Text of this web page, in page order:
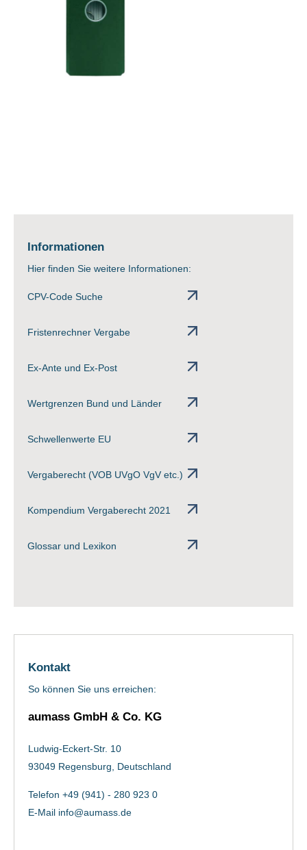
Informationen
Hier finden Sie weitere Informationen:
CPV-Code Suche
Fristenrechner Vergabe
Ex-Ante und Ex-Post
Wertgrenzen Bund und Länder
Schwellenwerte EU
Vergaberecht (VOB UVgO VgV etc.)
Kompendium Vergaberecht 2021
Glossar und Lexikon
Kontakt
So können Sie uns erreichen:
aumass GmbH & Co. KG
Ludwig-Eckert-Str. 10
93049 Regensburg, Deutschland
Telefon +49 (941) - 280 923 0
E-Mail info@aumass.de